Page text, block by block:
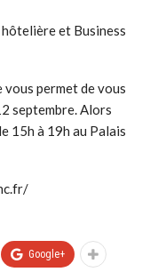
et Business
permet de vous
septembre. Alors
15h à 19h au Palais
Google+